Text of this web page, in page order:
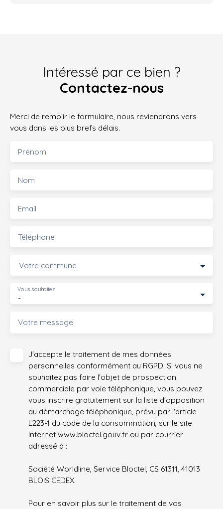
Intéressé par ce bien ?
Contactez-nous
Merci de remplir le formulaire, nous reviendrons vers
vous dans les plus brefs délais.
Prénom
Nom
Email
Téléphone
Votre commune
-
Vous souhaitez
Votre message
J'accepte le traitement de mes données
personnelles conformément au RGPD. Si vous ne
souhaitez pas faire l'objet de prospection
commerciale par voie téléphonique, vous pouvez
vous inscrire gratuitement sur la liste d'opposition
au démarchage téléphonique, prévu par l'article
L223-1 du code de la consommation, sur le site
Internet www.bloctel.gouv.fr ou par courrier
adressé à :
Société Worldline, Service Bloctel, CS 61311, 41013
BLOIS CEDEX.
Pour en savoir plus sur le traitement de vos